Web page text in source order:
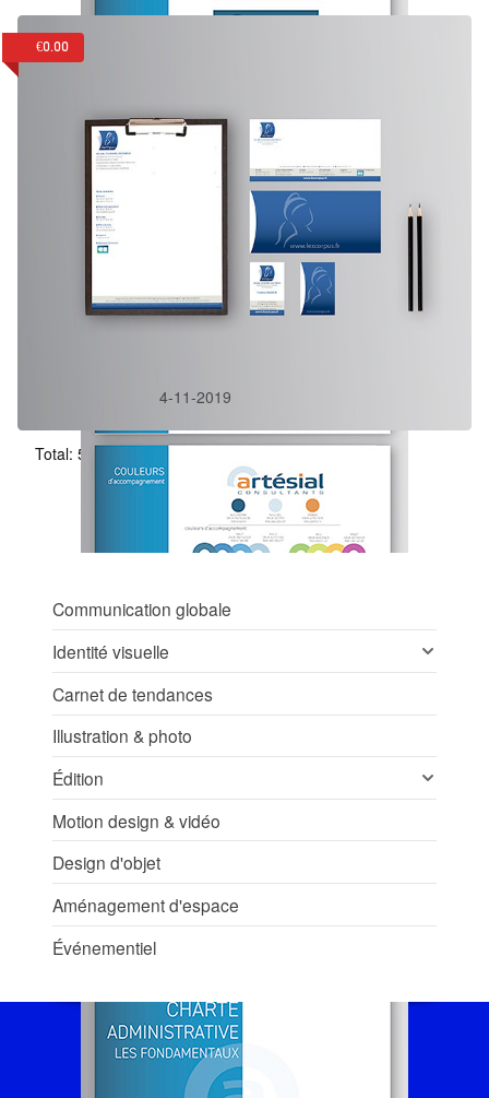
€0.00
4-11-2019
Total: 5 / page: 1 de 1
Communication globale
Identité visuelle
Carnet de tendances
Illustration & photo
Édition
Motion design & vidéo
Design d'objet
Aménagement d'espace
Événementiel